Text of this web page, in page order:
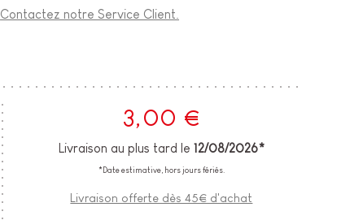
Contactez notre Service Client.
3,00 €
Livraison au plus tard le 12/08/2026*
*Date estimative, hors jours fériés.
Livraison offerte dès 45€ d'achat